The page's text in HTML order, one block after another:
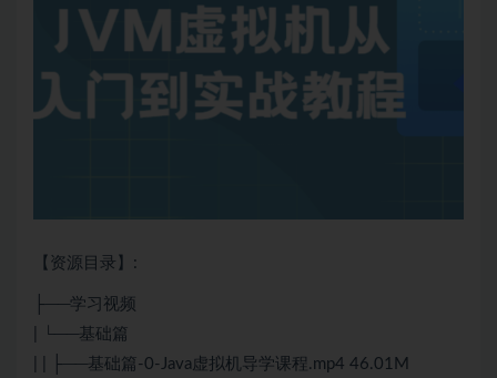
【资源目录】:
├──学习视频
| └──基础篇
| | ├──基础篇-0-Java 虚拟机导学课程.mp4 46.01M